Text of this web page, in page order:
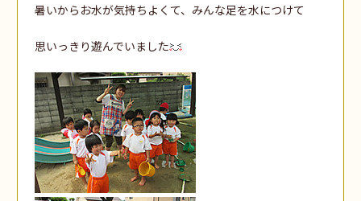
暑いからお水が気持ちよくて、みんな足を水につけて
思いっきり遊んでいました